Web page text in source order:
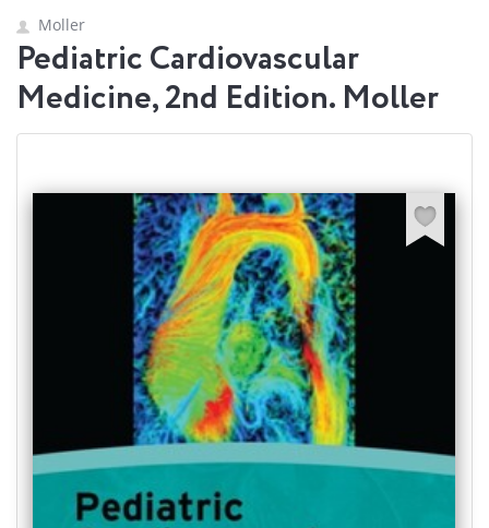
Moller
Pediatric Cardiovascular
Medicine, 2nd Edition. Moller